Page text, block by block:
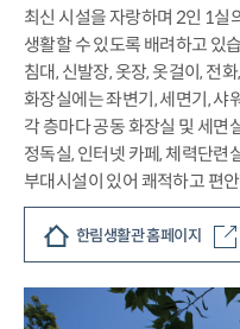
최신 시설을 자랑하며 2인 1실
생활할 수 있도록 배려하고 있
침대, 신발장, 옷장, 옷걸이, 전
화장실에는 좌변기, 세면기, 샤
각 층마다 공동 화장실 및 세면
정독실, 인터넷 카페, 체력단련
부대시설이 있어 쾌적하고 편
한림생활관 홈페이지